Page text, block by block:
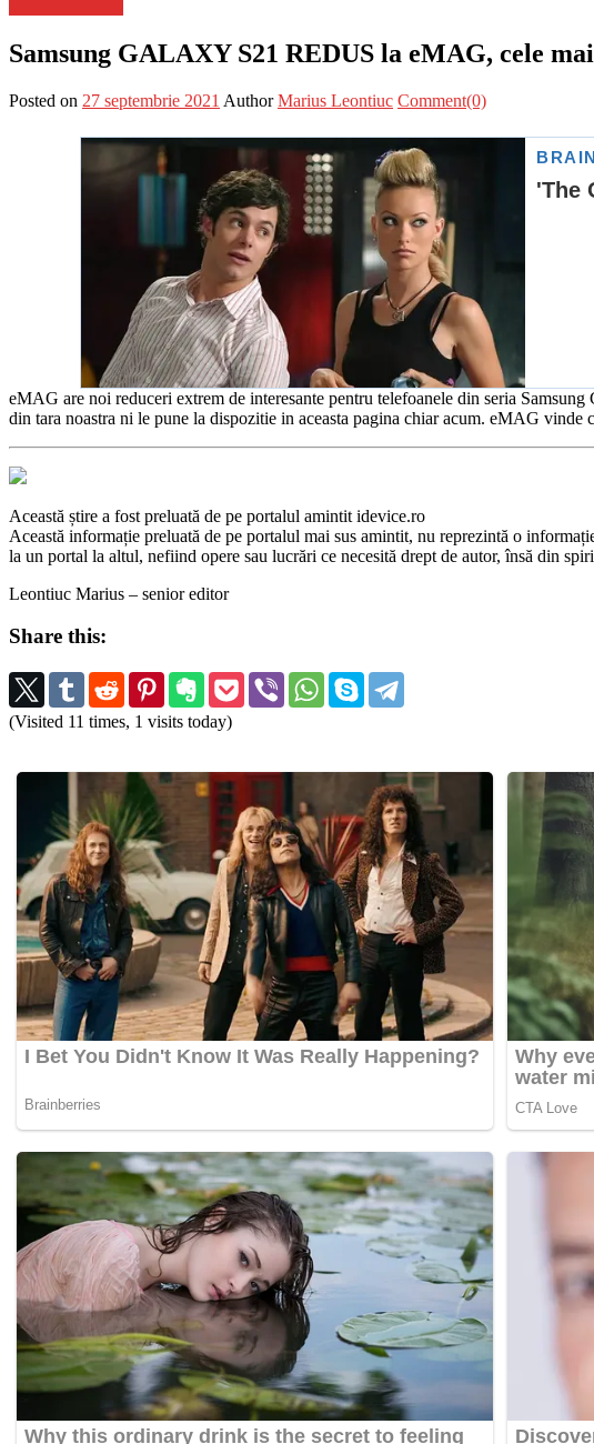
Samsung GALAXY S21 REDUS la eMAG, cele
Posted on 27 septembrie 2021 Author Marius Leontiuc Comment(0)
eMAG are noi reduceri extrem de interesante pentru telefoanele din seria
din tara noastra ni le pune la dispozitie in aceasta pagina chiar acum. eMAG
Această știre a fost preluată de pe portalul amintit idevice.ro
Această informație preluată de pe portalul mai sus amintit, nu reprezintă o
la un portal la altul, nefiind opere sau lucrări ce necesită drept de autor, însă din
Leontiuc Marius – senior editor
Share this:
(Visited 11 times, 1 visits today)